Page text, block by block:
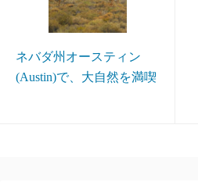
ネバダ州オースティン
(Austin)で、大自然を満喫